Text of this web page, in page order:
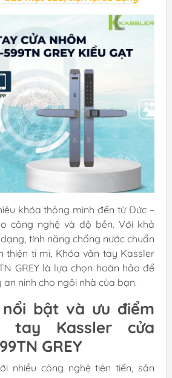
khóa thông minh đến từ Đức –
công nghệ và độ bền. Với khả
tính năng chống nước chuẩn
thiện tỉ mỉ, Khóa vân tay Kassler
GREY là lựa chọn hoàn hảo để
ninh cho ngôi nhà của bạn.
bật và ưu điểm
tay Kassler cửa
GREY
nhiều công nghệ tiên tiến, sản